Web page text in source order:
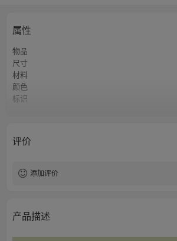
属性
物品
尺寸
材料
颜色
标识
评价
添加评价
产品描述